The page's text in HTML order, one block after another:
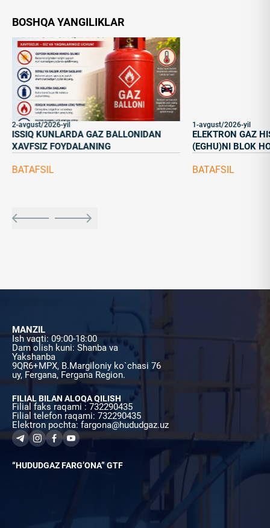
2-avgust/2026-yil
ISSIQ KUNLARDA GAZ BALLONIDAN
XAVFSIZ FOYDALANING
BATAFSIL
1-avgust/2026-yil
ELEKTRON GAZ
(EGHU)NI BLOK
BATAFSIL
BOSHQA YANGILIKLAR
MANZIL
Ish vaqti: 09:00-18:00
Dam olish kuni: Shanba va
Yakshanba
9QR6+MPX, B.Margiloniy ko`chasi 76
uy, Fergana, Fergana Region.
FILIAL BILAN ALOQA QILISH
Filial faks raqami : 732290435
Filial telefon raqami: 732290435
Elektron pochta: fargona@hududgaz.uz
“HUDUDGAZ FARG’ONA” GTF